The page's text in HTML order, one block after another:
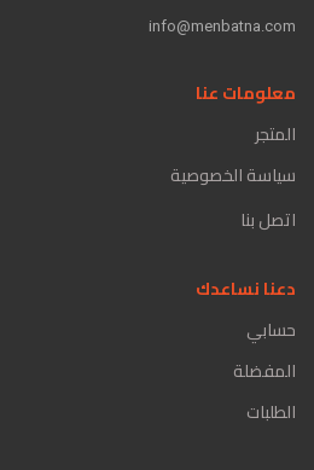
info@menbatna.com
معلومات عنا
المتجر
سياسة الخصوصية
اتصل بنا
دعنا نساعدك
حسابي
المفضلة
الطلبات